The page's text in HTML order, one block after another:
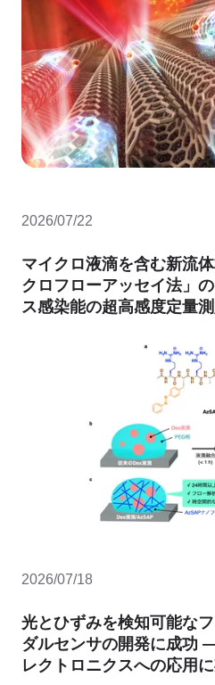
2026/07/22
マイクロ液滴を含む新流
クロフローアッセイ法」
ス感染能の超高感度定量
2026/07/18
光とひずみを検知可能な
ダルセンサの開発に成功
レクトロニクスへの応用